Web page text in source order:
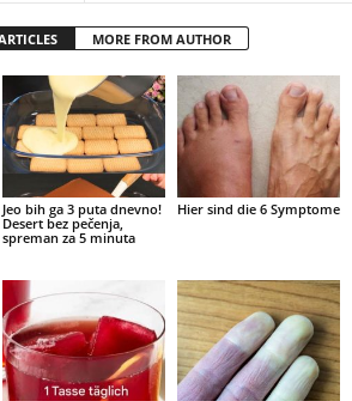
MORE FROM AUTHOR
Jeo bih ga 3 puta dnevno!
Desert bez pečenja,
spreman za 5 minuta
Hier sind die 6 Symptome